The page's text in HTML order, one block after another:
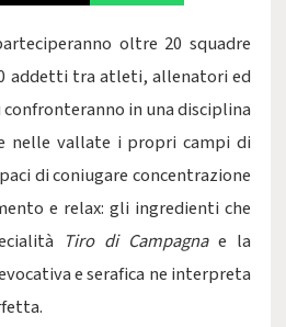
oltre 20 squadre
addetti tra atleti, allenatori ed
in una disciplina
nelle vallate i propri campi di
di coniugare concentrazione
e relax: gli ingredienti che
Tiro di Campagnae la
e serafica ne interpreta